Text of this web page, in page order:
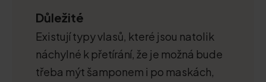
Důležité
Existují typy vlasů, které jsou natolik
náchylné k přetírání, že je možná bude
třeba mýt šamponem i po maskách,